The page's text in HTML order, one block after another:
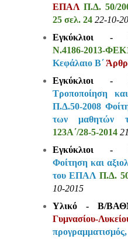
ΕΠΑΛ Π.Δ. 50/
25 σελ. 24 22-10-
Εγκύκλιοι -
N.4186-2013-
Κεφάλαιο Β΄
Εγκύκλιοι -
Τροποποίηση
Π.Δ.50-2008
των
123Α΄/28-5-2014
Εγκύκλιοι -
Φοίτηση και
του ΕΠΑΛΠ.Δ.
10-2015
Υλικό - Β/
Γυμνασίου-